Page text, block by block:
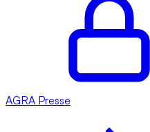
AGRA Presse